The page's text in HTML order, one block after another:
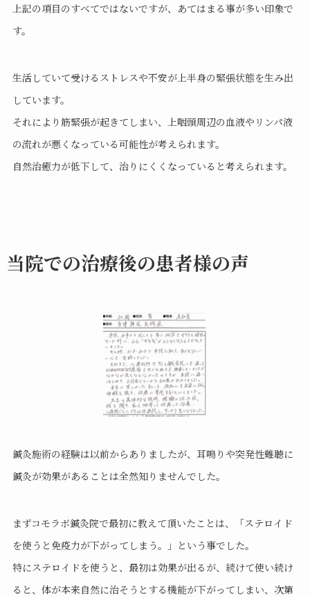
上記の項目のすべてではないですが、あてはまる事が多い印象で
す。
生活していて受けるストレスや不安が上半身の緊張状態を生み出
しています。
それにより筋緊張が起きてしまい、上咽頭周辺の血液やリンパ液
の流れが悪くなっている可能性が考えられます。
自然治癒力が低下して、治りにくくなっていると考えられます。
当院での治療後の患者様の声
鍼灸施術の経験は以前からありましたが、耳鳴りや突発性難聴に
鍼灸が効果があることは全然知りませんでした。
まずコモラボ鍼灸院で最初に教えて頂いたことは、「ステロイド
を使うと免疫力が下がってしまう。」という事でした。
特にステロイドを使うと、最初は効果が出るが、続けて使い続け
ると、体が本来自然に治そうとする機能が下がってしまい、次第